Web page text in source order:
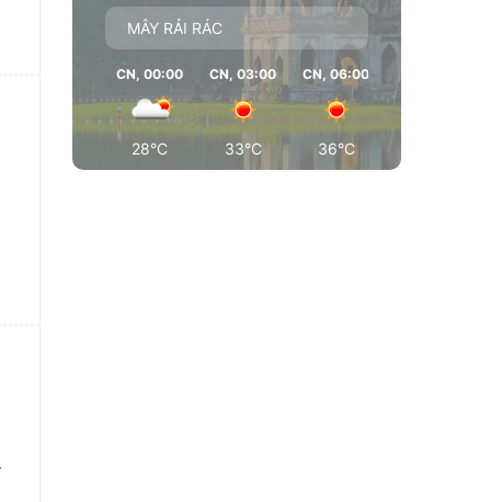
MÂY RẢI RÁC
CN, 00:00
28°C
CN, 03:00
33°C
CN, 06:00
36°C